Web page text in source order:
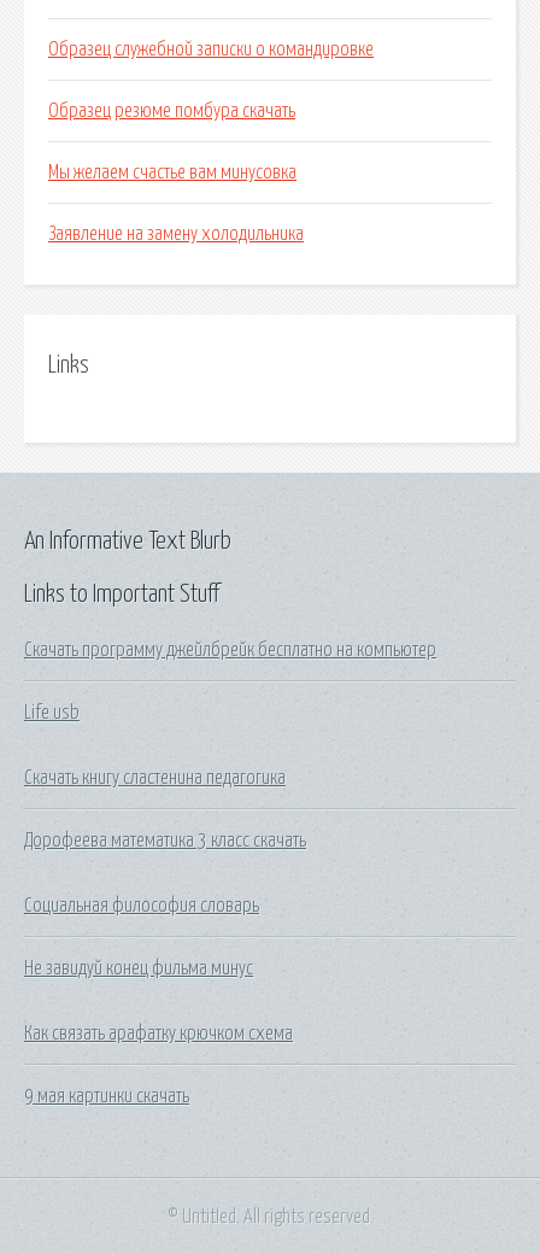
Образец служебной записки о командировке
Образец резюме помбура скачать
Мы желаем счастье вам минусовка
Заявление на замену холодильника
Links
Links to Important Stuff
Скачать программу джейлбрейк бесплатно на компьютер
Life usb
Скачать книгу сластенина педагогика
Дорофеева математика 3 класс скачать
Социальная философия словарь
Не завидуй конец фильма минус
Как связать арафатку крючком схема
9 мая картинки скачать
An Informative Text Blurb
© Untitled. All rights reserved.